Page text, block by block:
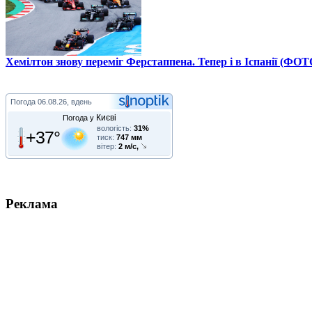
Хемілтон знову переміг Ферстаппена. Тепер і в Іспанії
Погода 06.08.26, вдень
Погода у Києві
+37° вологість: 31%
тиск: 747 мм
вітер: 2 м/с,
Реклама